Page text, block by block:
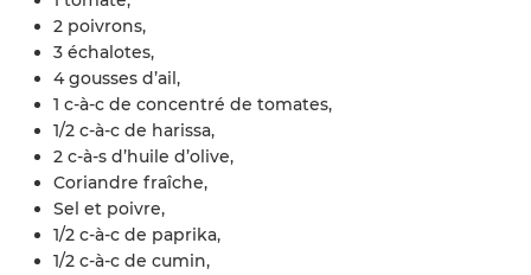
2 poivrons,
3 échalotes,
4 gousses d’ail,
1 c-à-c de concentré de tomates,
1/2 c-à-c de harissa,
2 c-à-s d’huile d’olive,
Coriandre fraîche,
Sel et poivre,
1/2 c-à-c de paprika,
1/2 c-à-c de cumin,